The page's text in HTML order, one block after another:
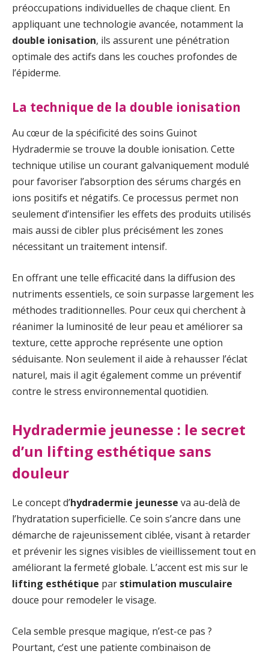
préoccupations individuelles de chaque client. En
appliquant une technologie avancée, notamment la
double ionisation, ils assurent une pénétration
optimale des actifs dans les couches profondes de
l’épiderme.
La technique de la double ionisation
Au cœur de la spécificité des soins Guinot
Hydradermie se trouve la double ionisation. Cette
technique utilise un courant galvaniquement modulé
pour favoriser l’absorption des sérums chargés en
ions positifs et négatifs. Ce processus permet non
seulement d’intensifier les effets des produits utilisés
mais aussi de cibler plus précisément les zones
nécessitant un traitement intensif.
En offrant une telle efficacité dans la diffusion des
nutriments essentiels, ce soin surpasse largement les
méthodes traditionnelles. Pour ceux qui cherchent à
réanimer la luminosité de leur peau et améliorer sa
texture, cette approche représente une option
séduisante. Non seulement il aide à rehausser l’éclat
naturel, mais il agit également comme un préventif
contre le stress environnemental quotidien.
Hydradermie jeunesse : le secret
d’un lifting esthétique sans
douleur
Le concept d’hydradermie jeunesse va au-delà de
l’hydratation superficielle. Ce soin s’ancre dans une
démarche de rajeunissement ciblée, visant à retarder
et prévenir les signes visibles de vieillissement tout en
améliorant la fermeté globale. L’accent est mis sur le
lifting esthétique par stimulation musculaire
douce pour remodeler le visage.
Cela semble presque magique, n’est-ce pas ?
Pourtant, c’est une patiente combinaison de